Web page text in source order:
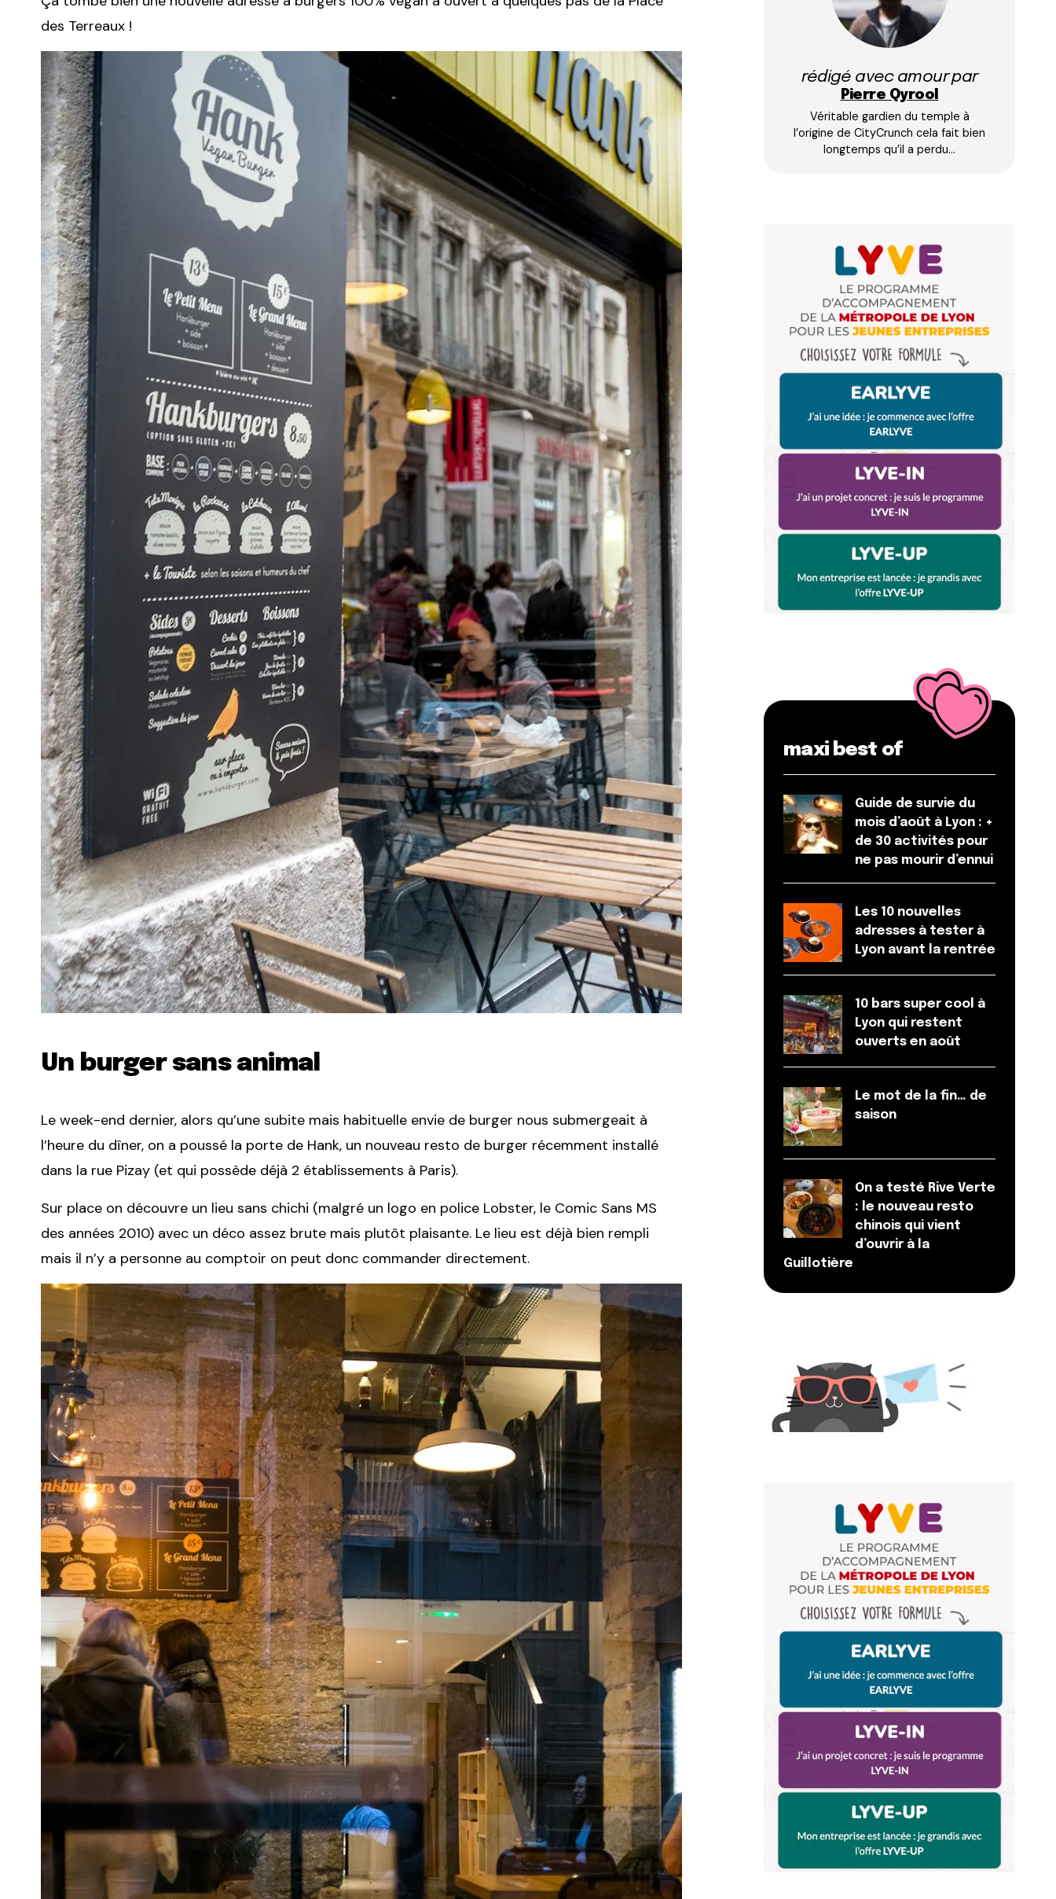
des Terreaux !
Un burger sans animal
Le week-end dernier, alors qu’une subite mais habituelle envie de burger nous submergeait à
l’heure du dîner, on a poussé la porte de Hank, un nouveau resto de burger récemment installé
dans la rue Pizay (et qui possède déjà 2 établissements à Paris).
Sur place on découvre un lieu sans chichi (malgré un logo en police Lobster, le Comic Sans MS
des années 2010) avec un déco assez brute mais plutôt plaisante. Le lieu est déjà bien rempli
mais il n’y a personne au comptoir on peut donc commander directement.
rédigé avec amour par
Pierre Qyrool
Véritable gardien du temple à
l’origine de CityCrunch cela fait bien
longtemps qu’il a perdu…
maxi best of
Guide de survie du
mois d’août à Lyon : +
de 30 activités pour
ne pas mourir d’ennui
Les 10 nouvelles
adresses à tester à
Lyon avant la rentrée
10 bars super cool à
Lyon qui restent
ouverts en août
Le mot de la fin… de
saison
On a testé Rive Verte
: le nouveau resto
chinois qui vient
d’ouvrir à la
Guillotière